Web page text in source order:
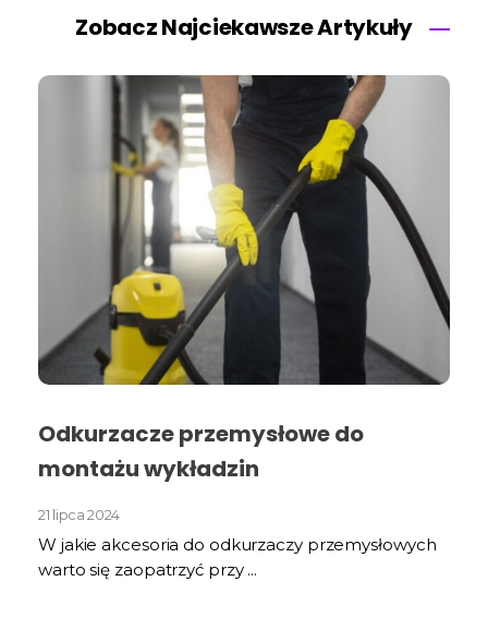
Zobacz Najciekawsze Artykuły
Odkurzacze przemysłowe do
montażu wykładzin
21 lipca 2024
W jakie akcesoria do odkurzaczy przemysłowych
warto się zaopatrzyć przy ...